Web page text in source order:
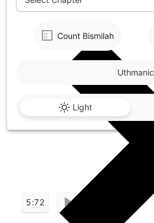
Count Bismilah
Light
Uthmanic
5:72